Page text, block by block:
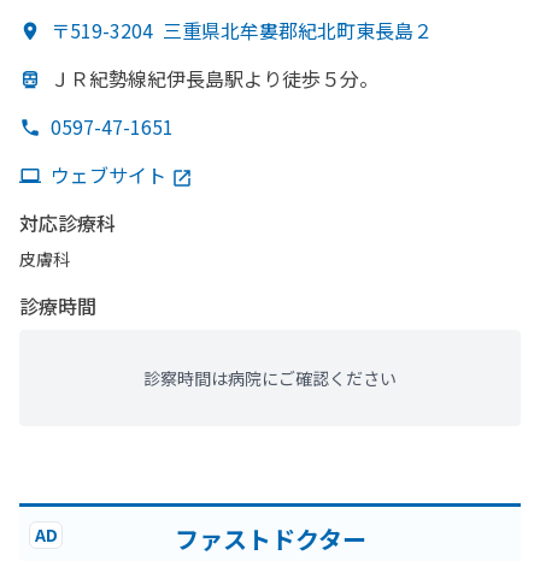
〒519-3204 三重県北牟婁郡紀北町東長島２
ＪＲ紀勢線紀伊長島駅より徒歩５分。
0597-47-1651
ウェブサイト
対応診療科
皮膚科
診療時間
診察時間は病院にご確認ください
AD ファストドクター